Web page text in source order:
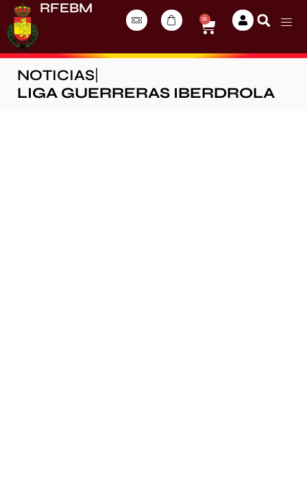
RFEBM
0
NOTICIAS
LIGA GUERRERAS IBERDROLA